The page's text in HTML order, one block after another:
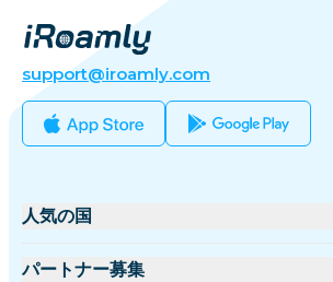
support@iroamly.com
人気の国
アメリカ合衆国
パートナー募集